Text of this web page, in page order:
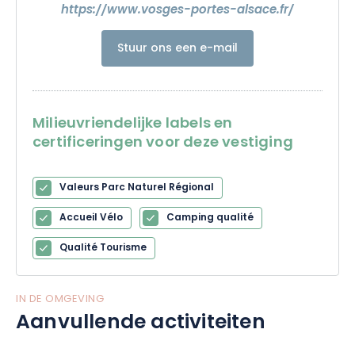
https://www.vosges-portes-alsace.fr/
Stuur ons een e-mail
Milieuvriendelijke labels en
certificeringen voor deze vestiging
Valeurs Parc Naturel Régional
Accueil Vélo
Camping qualité
Qualité Tourisme
IN DE OMGEVING
Aanvullende activiteiten